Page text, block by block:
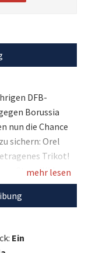
DFB-
Borussia
nun die Chance
sichern: Orel
Trikot!
Stars4Kids
denen die
werden
mehr lesen
Ein